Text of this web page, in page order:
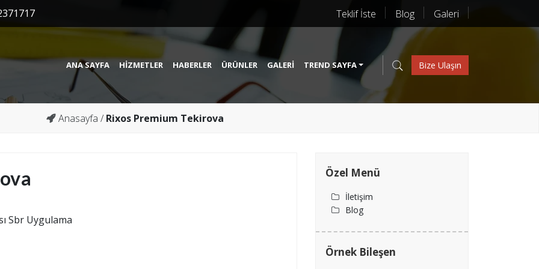
Teklif İste Blog Galeri
ANA SAYFA HIZMETLER HABERLER ÜRÜNLER GALERI TREND SAYFA Bize Ulaşın
Anasayfa / Rixos Premium Tekirova
Sbr Uygulama
Özel Menü
İletişim
Blog
Örnek Bileşen